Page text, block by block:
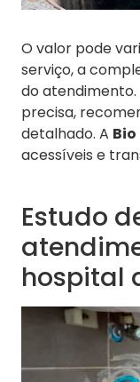
O valor pode
serviço, a
do
precisa,
detalhado. A
acessíveis e
Estudo
hospital